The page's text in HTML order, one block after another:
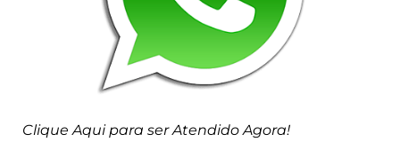
Clique Aqui para ser Atendido Agora!